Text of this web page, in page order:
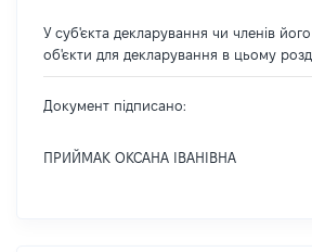
У суб'єкта декларування чи членів його
об'єкти для декларування в цьому
Документ підписано:
ПРИЙМАК ОКСАНА ІВАНІВНА